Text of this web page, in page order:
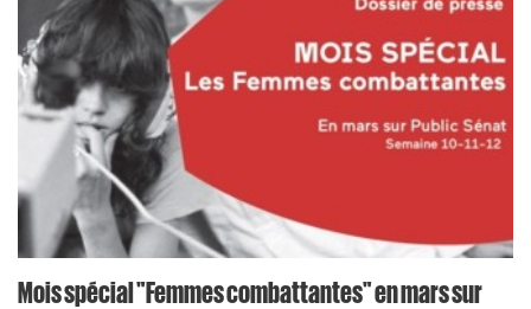
Mois spécial "Femmes combattantes" en mars sur